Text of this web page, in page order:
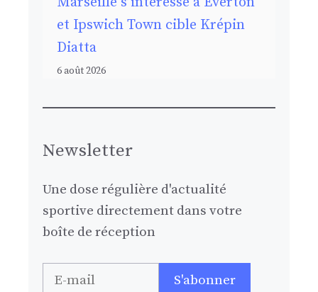
et Ipswich Town cible Krépin
Diatta
6 août 2026
Newsletter
Une dose régulière d'actualité
sportive directement dans votre
boîte de réception